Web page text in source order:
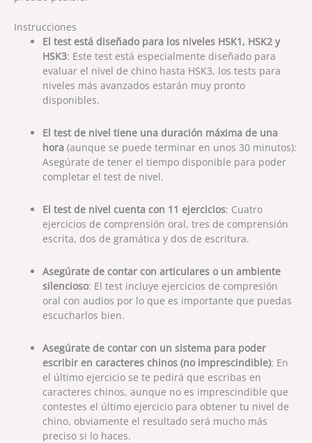
Instrucciones
El test está diseñado para los niveles HSK1, HSK2 y
HSK3: Este test está especialmente diseñado para
evaluar el nivel de chino hasta HSK3, los tests para
niveles más avanzados estarán muy pronto
disponibles.
El test de nivel tiene una duración máxima de una
hora (aunque se puede terminar en unos 30 minutos):
Asegúrate de tener el tiempo disponible para poder
completar el test de nivel.
El test de nivel cuenta con 11 ejercicios: Cuatro
ejercicios de comprensión oral, tres de comprensión
escrita, dos de gramática y dos de escritura.
Asegúrate de contar con articulares o un ambiente
silencioso: El test incluye ejercicios de compresión
oral con audios por lo que es importante que puedas
escucharlos bien.
Asegúrate de contar con un sistema para poder
escribir en caracteres chinos (no imprescindible): En
el último ejercicio se te pedirá que escribas en
caracteres chinos, aunque no es imprescindible que
contestes el último ejercicio para obtener tu nivel de
chino, obviamente el resultado será mucho más
preciso si lo haces.